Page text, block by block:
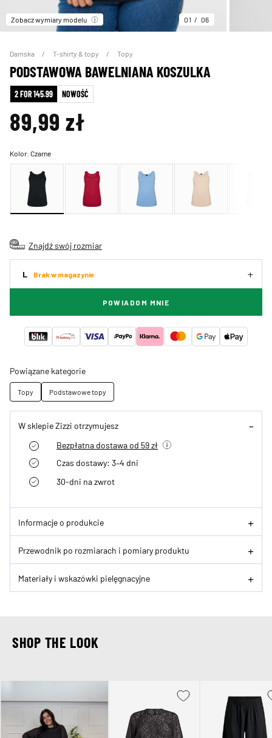
Zobacz wymiary modelu 01 06
Damska T-shirty & topy Topy
PODSTAWOWA BAWELNIANA KOSZULKA
2 FOR 145.99 NOWOŚĆ
89,99 zł
Kolor:Czarne
Znajdź swój rozmiar
L Brak w magazynie
POWIADOM MNIE
Powiązane kategorie
Topy Podstawowe topy
W sklepie Zizzi otrzymujesz
Bezpłatna dostawa od 59 zł
Czas dostawy: 3–4 dni
30-dni na zwrot
Informacje o produkcie
Przewodnik po rozmiarach i pomiary produktu
Materiały i wskazówki pielęgnacyjne
SHOP THE LOOK